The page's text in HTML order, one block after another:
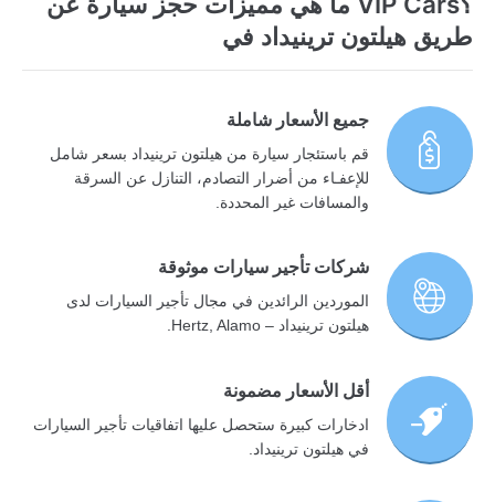
طريق هيلتون ترينيداد في
جميع الأسعار شاملة
قم باستئجار سيارة من هيلتون ترينيداد بسعر شامل
للإعفـاء من أضرار التصادم، التنازل عن السرقة
والمسافات غير المحددة.
شركات تأجير سيارات موثوقة
الموردين الرائدين في مجال تأجير السيارات لدى
هيلتون ترينيداد – Hertz, Alamo.
أقل الأسعار مضمونة
ادخارات كبيرة ستحصل عليها اتفاقيات تأجير السيارات
في هيلتون ترينيداد.